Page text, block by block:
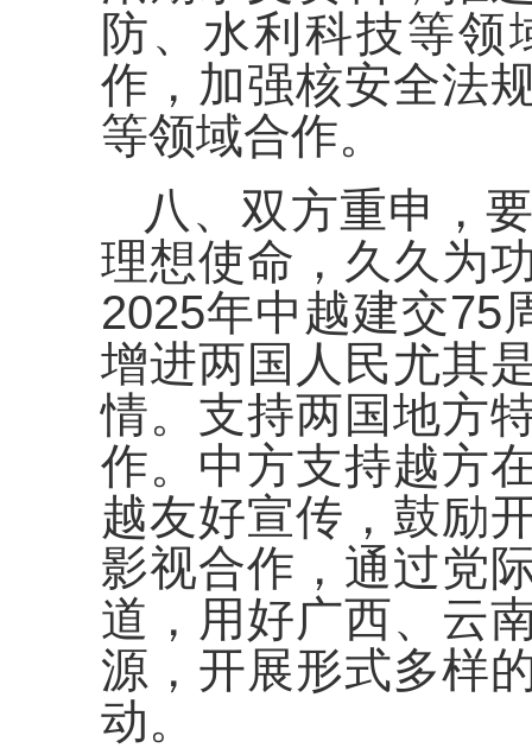
防、水利科技等领
作，加强核安全法
等领域合作。
八、双方重申，
理想使命，久久为
2025年中越建交75
增进两国人民尤其
情。支持两国地方
作。中方支持越方
越友好宣传，鼓励
影视合作，通过党
道，用好广西、云
源，开展形式多样
动。